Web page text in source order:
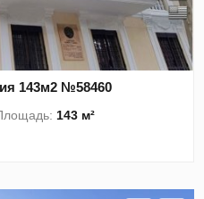
143м2 №58460
143 м²